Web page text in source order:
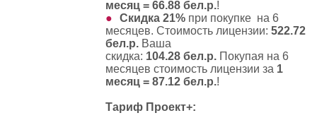
месяц = 66.88 бел.р.!
Скидка 21% при покупке на 6
месяцев. Стоимость лицензии: 522.72
бел.р. Ваша
скидка: 104.28 бел.р. Покупая на 6
месяцев стоимость лицензии за 1
месяц = 87.12 бел.р.!
Тариф Проект+: